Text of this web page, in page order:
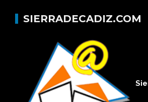
SIERRADECADIZ.COM